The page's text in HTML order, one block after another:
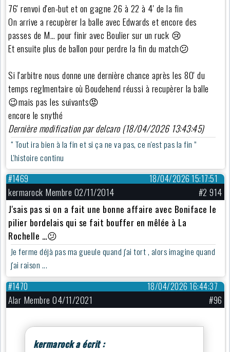
76' renvoi d'en-but et on gagne 26 à 22 à 4' de la fin
On arrive a recupèrer la balle avec Edwards et encore des
passes de M… pour finir avec Boulier sur un ruck 😢
Et ensuite plus de ballon pour perdre la fin du match😕
Si l'arbitre nous donne une dernière chance après les 80' du
temps reglmentaire où Boudehend réussi à recupèrer la balle
😉mais pas les suivants😡
encore le snythé
Dernière modification par delcaro (18/04/2026 13:43:45)
“ Tout ira bien à la fin et si ça ne va pas, ce n'est pas la fin ”
L'histoire continu
18/04/2026 15:17:51
#1469
kermarock Membre 02/11/2014
#2 914
J'sais pas si on a fait une bonne affaire avec Boniface le
pilier bordelais qui se fait bouffer en mêlée à La
Rochelle …😕
Je ferme déjà pas ma gueule quand j'ai tort , alors imagine quand
j'ai raison ...
18/04/2026 16:44:37
#1470
Alar Membre 04/11/2021 #96
kermarock a écrit :